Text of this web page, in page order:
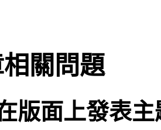
關問題
版面上發表主